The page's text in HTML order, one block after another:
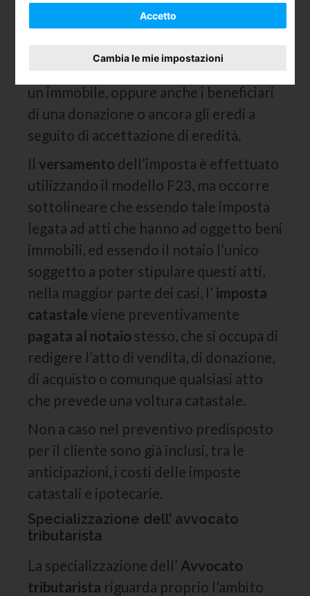
Accetto
Cambia le mie impostazioni
I soggetti obbligati a tale pagamento
un immobile, oppure anche i beneficiari
di una donazione o ancora gli eredi a
seguito di accettazione di eredità.
Il versamento dell’imposta è effettuato
utilizzando il modello F23, ma occorre
sottolineare che essendo tale imposta
legata ad atti che hanno ad oggetto beni
immobili, ed essendo il notaio l’unico
soggetto a poter stipulare questi atti,
nella maggior parte dei casi, l’ imposta
catastale viene preventivamente
pagata al notaio stesso, che si occupa di
redigere l’atto di vendita, di donazione,
di acquisto o comunque qualsiasi atto
che prevede una voltura catastale.
Non a caso nel preventivo predisposto
per il cliente sono già inclusi, tra le
anticipazioni, i costi delle imposte
catastali e ipotecarie.
Specializzazione dell’ avvocato
tributarista
La specializzazione dell’ Avvocato
tributarista riguarda proprio l’ambito